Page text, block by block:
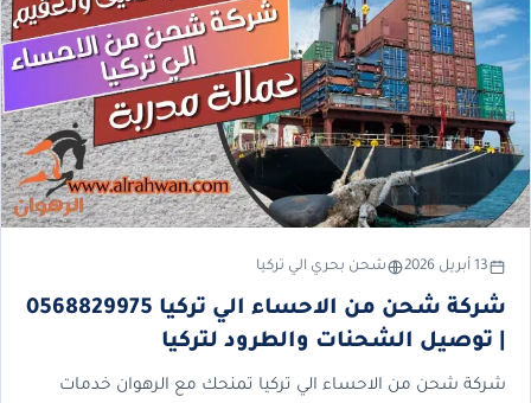
13 أبريل 2026 شحن بحري الي تركيا
شركة شحن من الاحساء الي تركيا 0568829975
| توصيل الشحنات والطرود لتركيا
شركة شحن من الاحساء الي تركيا تمنحك مع الرهوان خدمات